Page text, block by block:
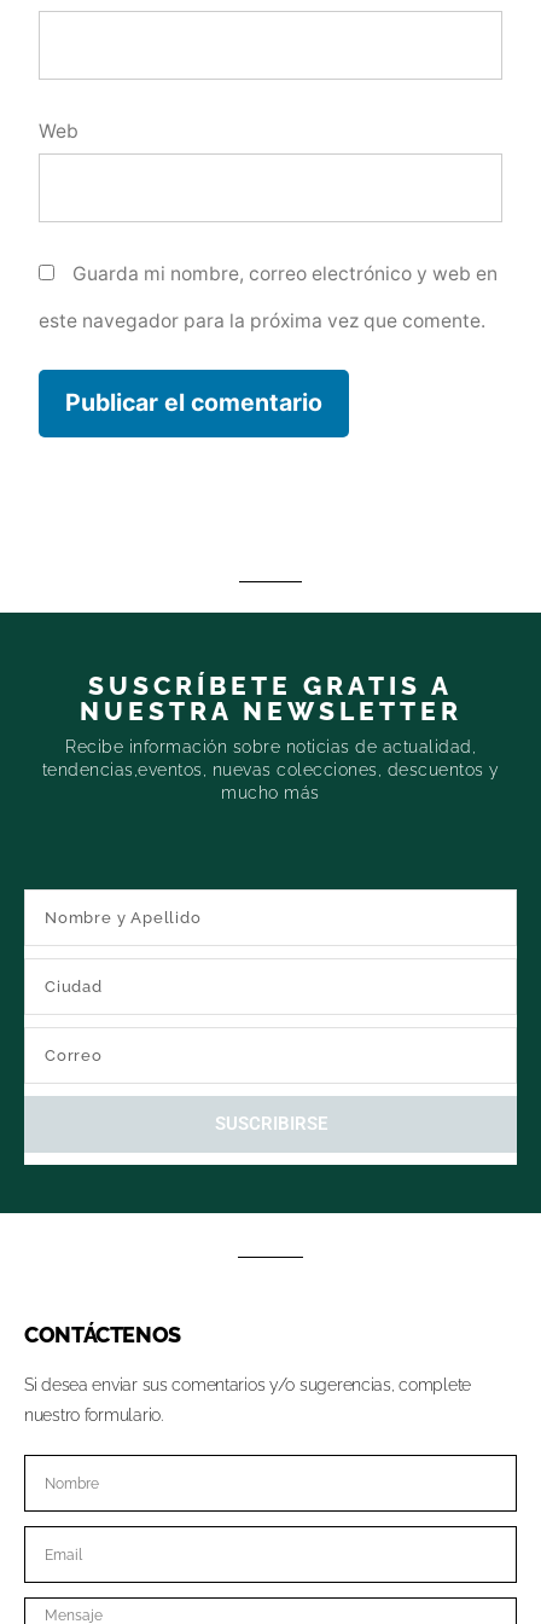
Web
Guarda mi nombre, correo electrónico y web en
este navegador para la próxima vez que comente.
SUSCRÍBETE GRATIS A
NUESTRA NEWSLETTER
Recibe información sobre noticias de actualidad,
tendencias,eventos, nuevas colecciones, descuentos y
mucho más
SUSCRIBIRSE
CONTÁCTENOS
Si desea enviar sus comentarios y/o sugerencias, complete
nuestro formulario.